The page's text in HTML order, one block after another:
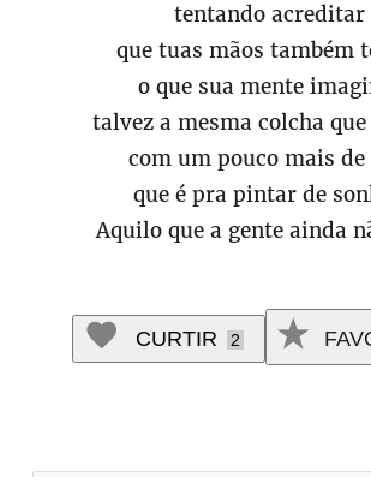
tentando acreditar
que tuas mãos também
o que sua mente
talvez a mesma colcha
com um pouco mais
que é pra pintar de
Aquilo que a gente ainda
CURTIR 2